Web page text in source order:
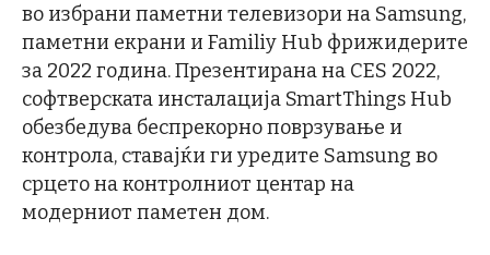
во избрани паметни телевизори на Samsung,
паметни екрани и Familiy Hub фрижидерите
за 2022 година. Презентирана на CES 2022,
софтверската инсталација SmartThings Hub
обезбедува беспрекорно поврзување и
контрола, ставајќи ги уредите Samsung во
срцето на контролниот центар на
модерниот паметен дом.